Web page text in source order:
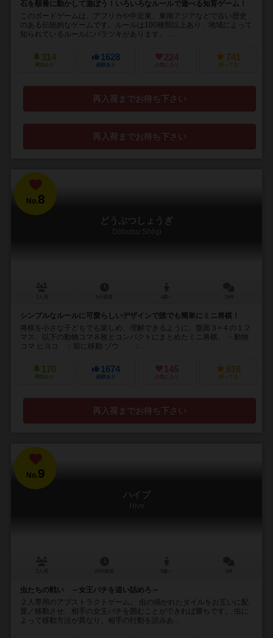
石を順番に動かして遊ぼう！いろいろなルールで遊べる知育ゲーム！
このボードゲームは、アフリカや中近東、東南アジアなどで古い歴史
のある伝統的なゲームです。ルールは100種類以上あり、地域によって
知られているルールにバラツキがあります。 ...
314
興味あり
1628
経験あり
224
お気に入り
741
持ってる
再入荷までお待ち下さい
再入荷までお待ち下さい
No.8
どうぶつしょうぎ
Dōbutsu Shōgi
シンプルなルールに可愛らしいデザインで誰でも簡単にミニ将棋！
将棋を小さな子どもでも楽しめ、理解できるように、盤面３×４の１２
マス、以下の動物コマ８枚とコンパクトにまとめたミニ将棋。 ・動物
コマ ヒヨコ ：前に移動 ゾウ ：...
170
興味あり
1674
経験あり
145
お気に入り
916
持ってる
再入荷までお待ち下さい
No.9
ハイブ
Hive
虫たちの戦い ～女王バチを追い詰めろ～
２人専用のアブストラクトゲーム。 虫の描かれたタイルをお互いに配
置／移動させ、相手の女王バチを囲むことができれば勝ちです。 虫に
よって移動方法が異なり、相手の行動を読みあ...